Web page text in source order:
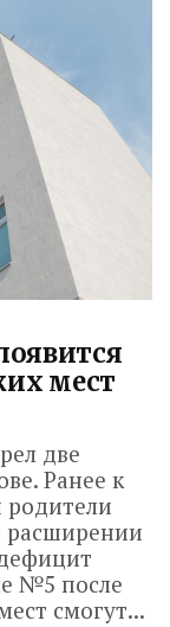
мест
две
Ранее к
родители
расширении
№5 после
смогут...